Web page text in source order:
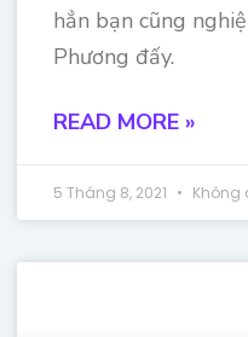
hẳn bạn cũng
Phương đấy.
READ MORE »
5 Tháng 8, 2021 Không